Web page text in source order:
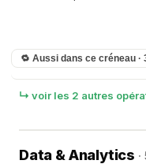
🔁 Aussi dans ce créneau ·
↳ voir les 2 autres
Data & Analytics ·